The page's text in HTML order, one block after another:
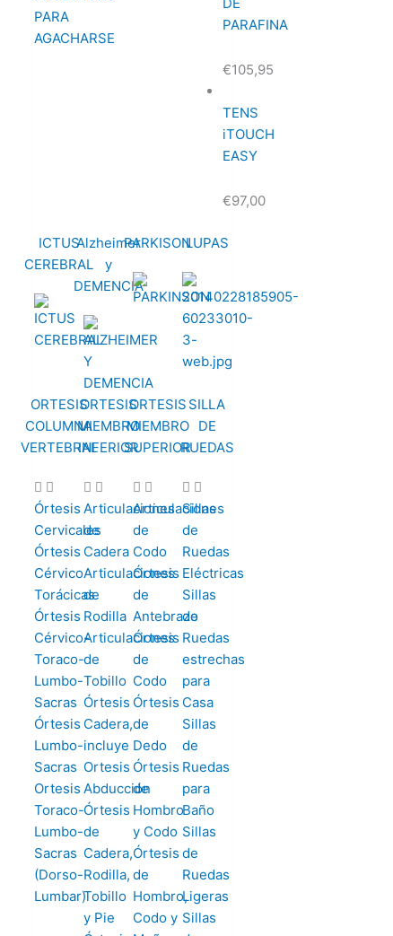
PARAFINA
€105,95
TENS
iTOUCH
EASY
€97,00
ICTUS
CEREBRAL
Alzheimer
y
DEMENCIA
PARKISONLUPAS
ORTESIS
COLUMNA
VERTEBRAL
Órtesis
Cervicales
Órtesis
Cérvico
Torácicas
Órtesis
Cérvico-
Toraco-
Lumbo-
Sacras
Órtesis
Lumbo-
Sacras
Ortesis
Toraco-
Lumbo-
Sacras
(Dorso-
Lumbar)
ORTESIS
MIEMBRO
INFERIOR
Articulaciones
de
Cadera
Articulaciones
de
Rodilla
Articulaciones
de
Tobillo
Órtesis
Cadera,
incluye
Ortesis
Abducción
Órtesis
de
Cadera,
Rodilla,
Tobillo
y Pie
ORTESIS
MIEMBRO
SUPERIOR
Articulaciones
de
Codo
Órtesis
de
Antebrazo
Órtesis
de
Codo
Órtesis
de
Dedo
Órtesis
de
Hombro
y Codo
Órtesis
de
Hombro,
Codo y
SILLA
DE
RUEDAS
Sillas
de
Ruedas
Eléctricas
Sillas
de
Ruedas
estrechas
para
Casa
Sillas
de
Ruedas
para
Baño
Sillas
de
Ruedas
Ligeras
Sillas